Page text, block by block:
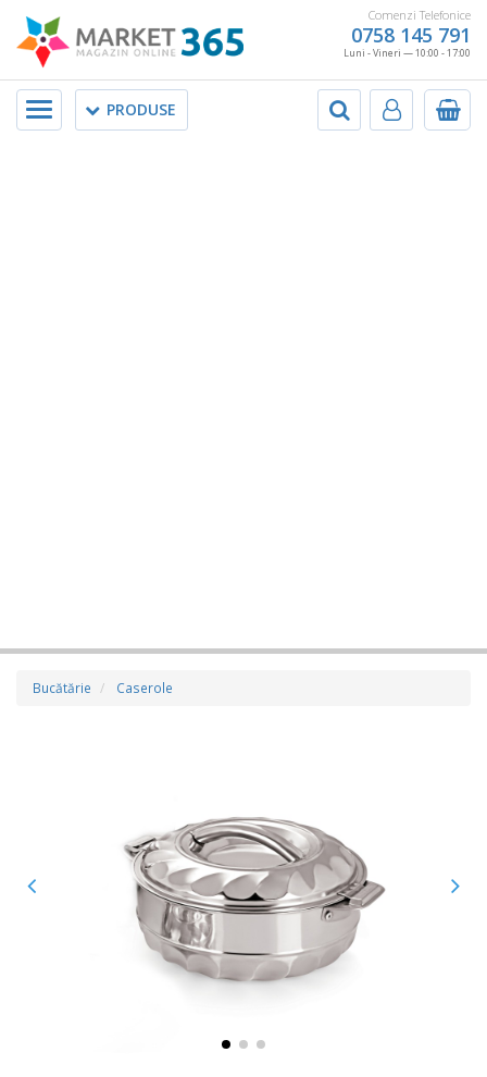
Comenzi Telefonice
0758 145 791
Luni - Vineri — 10:00 - 17:00
PRODUSE
Meniu
Bucătărie Caserole